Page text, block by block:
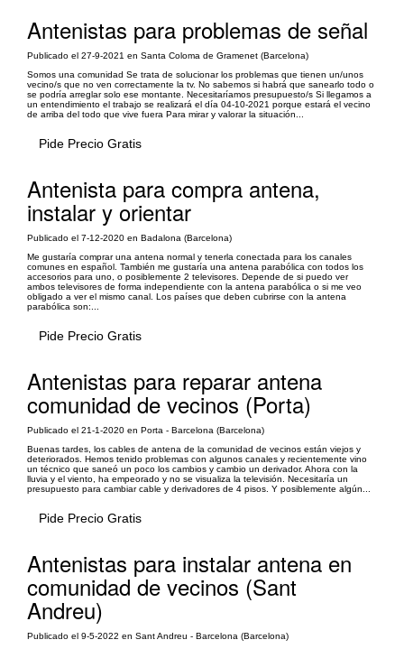
Antenistas para problemas de señal
Publicado el 27-9-2021 en Santa Coloma de Gramenet (Barcelona)
Somos una comunidad Se trata de solucionar los problemas que tienen un/unos
vecino/s que no ven correctamente la tv. No sabemos si habrá que sanearlo todo o
se podría arreglar solo ese montante. Necesitaríamos presupuesto/s Si llegamos a
un entendimiento el trabajo se realizará el día 04-10-2021 porque estará el vecino
de arriba del todo que vive fuera Para mirar y valorar la situación...
Pide Precio Gratis
Antenista para compra antena,
instalar y orientar
Publicado el 7-12-2020 en Badalona (Barcelona)
Me gustaría comprar una antena normal y tenerla conectada para los canales
comunes en español. También me gustaría una antena parabólica con todos los
accesorios para uno, o posiblemente 2 televisores. Depende de si puedo ver
ambos televisores de forma independiente con la antena parabólica o si me veo
obligado a ver el mismo canal. Los países que deben cubrirse con la antena
parabólica son:...
Pide Precio Gratis
Antenistas para reparar antena
comunidad de vecinos (Porta)
Publicado el 21-1-2020 en Porta - Barcelona (Barcelona)
Buenas tardes, los cables de antena de la comunidad de vecinos están viejos y
deteriorados. Hemos tenido problemas con algunos canales y recientemente vino
un técnico que saneó un poco los cambios y cambio un derivador. Ahora con la
lluvia y el viento, ha empeorado y no se visualiza la televisión. Necesitaría un
presupuesto para cambiar cable y derivadores de 4 pisos. Y posiblemente algún...
Pide Precio Gratis
Antenistas para instalar antena en
comunidad de vecinos (Sant
Andreu)
Publicado el 9-5-2022 en Sant Andreu - Barcelona (Barcelona)